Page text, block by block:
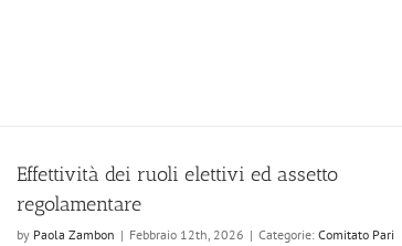
Effettività dei ruoli elettivi ed assetto
regolamentare
by Paola Zambon | Febbraio 12th, 2026 | Categorie: Comitato Pari